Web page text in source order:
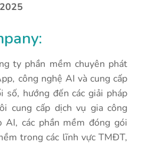
ty phần mềm chuyên phát
công nghệ AI và cung cấp
số, hướng đến các giải pháp
cung cấp dịch vụ gia công
AI, các phần mềm đóng gói
trong các lĩnh vực TMĐT,